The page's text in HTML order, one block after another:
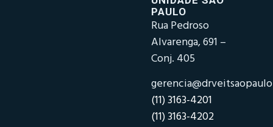
PAULO
Rua Pedroso
Alvarenga, 691 –
Conj. 405
(11) 3163-4201
(11) 3163-4202